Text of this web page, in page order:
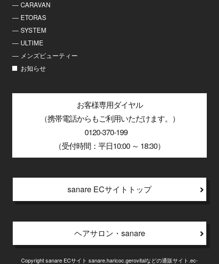
― CARAVAN
― ETORAS
― SYSTEM
― ULTIME
― メンズビューティー
お知らせ
お客様専用ダイヤル
（携帯電話からもご利用いただけます。）
0120-370-199
（受付時間：平日10:00 ～ 18:30）
sanare ECサイトトップ
ヘアサロン・sanare
Copyright sanare ECサイト sanare.haricoc.gerovitalなどの通販サイト.ec-